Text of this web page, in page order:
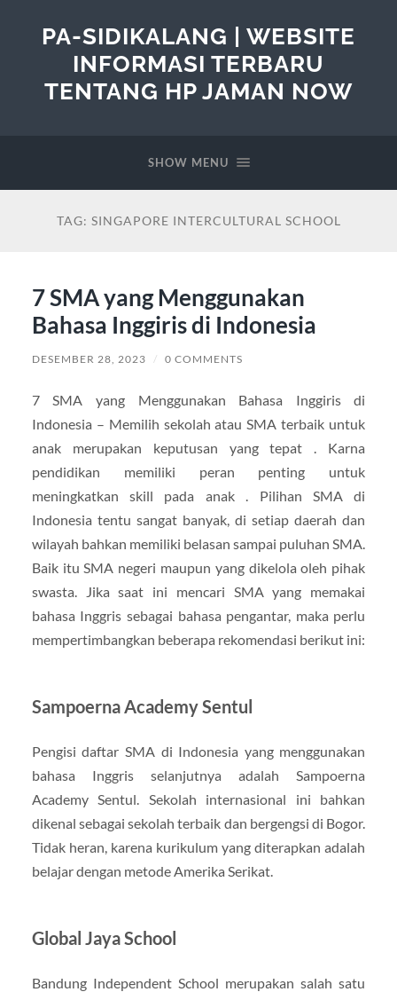
PA-SIDIKALANG | WEBSITE
INFORMASI TERBARU
TENTANG HP JAMAN NOW
SHOW MENU
TAG: SINGAPORE INTERCULTURAL SCHOOL
7 SMA yang Menggunakan
Bahasa Inggiris di Indonesia
DESEMBER 28, 2023 / 0 COMMENTS
7 SMA yang Menggunakan Bahasa Inggiris di
Indonesia – Memilih sekolah atau SMA terbaik untuk
anak merupakan keputusan yang tepat . Karna
pendidikan memiliki peran penting untuk
meningkatkan skill pada anak . Pilihan SMA di
Indonesia tentu sangat banyak, di setiap daerah dan
wilayah bahkan memiliki belasan sampai puluhan SMA.
Baik itu SMA negeri maupun yang dikelola oleh pihak
swasta. Jika saat ini mencari SMA yang memakai
bahasa Inggris sebagai bahasa pengantar, maka perlu
mempertimbangkan beberapa rekomendasi berikut ini:
Sampoerna Academy Sentul
Pengisi daftar SMA di Indonesia yang menggunakan
bahasa Inggris selanjutnya adalah Sampoerna
Academy Sentul. Sekolah internasional ini bahkan
dikenal sebagai sekolah terbaik dan bergengsi di Bogor.
Tidak heran, karena kurikulum yang diterapkan adalah
belajar dengan metode Amerika Serikat.
Global Jaya School
Bandung Independent School merupakan salah satu